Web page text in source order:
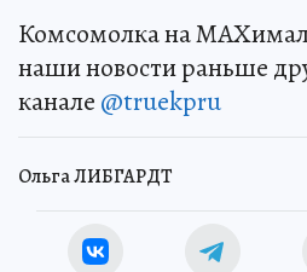
Комсомолка на
наши новости раньше
канале @truekpru
Ольга ЛИБГАРДТ